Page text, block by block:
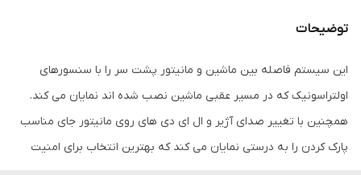
توضیحات
این سیستم فاصله بین ماشین و مانیتور پشت سر را با سنسورهای
اولتراسونیک که در مسیر عقبی ماشین نصب شده اند نمایان می کند.
همچنین با تغییر صدای آژیر و ال ای دی های روی مانیتور جای مناسب
پارک کردن را به درستی نمایان می کند که بهترین انتخاب برای امنیت